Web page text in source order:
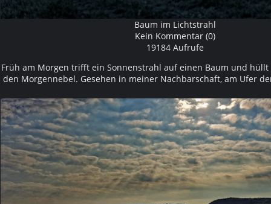
Baum im Lichtstrahl
Kein Kommentar (0)
19184 Aufrufe
Früh am Morgen trifft ein Sonnenstrahl auf einen Baum und
den Morgennebel. Gesehen in meiner Nachbarschaft, am Ufer